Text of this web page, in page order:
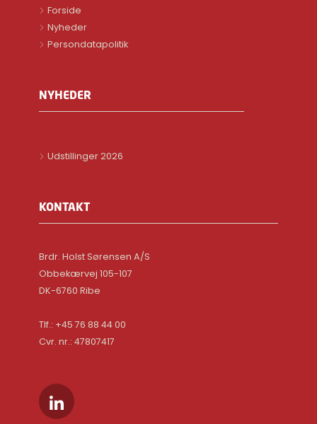
Forside
Nyheder
Persondatapolitik
NYHEDER
Udstillinger 2026
KONTAKT
Brdr. Holst Sørensen A/S
Obbekærvej 105-107
DK-6760 Ribe
Tlf.: +45 76 88 44 00
Cvr. nr.: 47807417